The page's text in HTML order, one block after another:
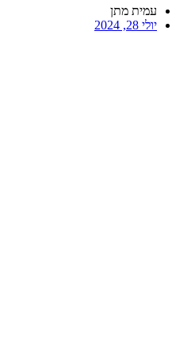
עמית מתן
יולי 28, 2024